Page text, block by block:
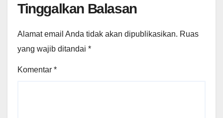
Tinggalkan Balasan
Alamat email Anda tidak akan dipublikasikan. Ruas
yang wajib ditandai *
Komentar *